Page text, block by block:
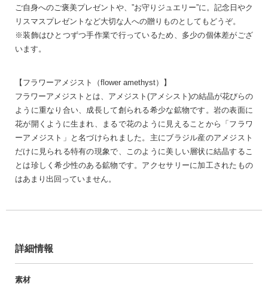
ご自身へのご褒美プレゼントや、”お守りジュエリー”に。記念日やク
リスマスプレゼントなど大切な人への贈りものとしてもどうぞ。
※装飾はひとつずつ手作業で行っているため、多少の個体差がござ
います。
【フラワーアメジスト（flower amethyst）】
フラワーアメジストとは、アメジスト(アメシスト)の結晶が花びらの
ように重なり合い、成長して創られる希少な鉱物です。岩の表面に
花が開くように生まれ、まるで花のように見えることから「フラワ
ーアメジスト」と名づけられました。主にブラジル産のアメジスト
だけに見られる特有の現象で、このように美しい層状に結晶するこ
とは珍しく希少性のある鉱物です。アクセサリーに加工されたもの
はあまり出回っていません。
詳細情報
素材